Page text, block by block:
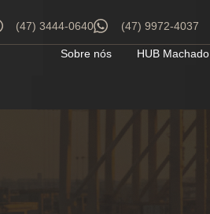
(47) 3444-0640 (47) 9972-4037
Sobre nós HUB Machado